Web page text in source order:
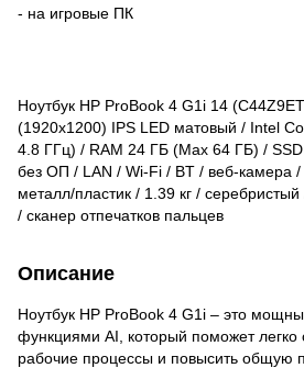
- на игровые ПК
Ноутбук HP ProBook 4 G1i 14
(1920x1200) IPS LED матовый / Intel
4.8 ГГц) / RAM 24 ГБ (Max 64 ГБ) /
без ОП / LAN / Wi-Fi / BT / веб-камера
металл/пластик / 1.39 кг /
/ сканер отпечатков пальцев
Описание
Ноутбук HP ProBook 4 G1i – это
функциями AI, который поможет легко
рабочие процессы и повысить общую